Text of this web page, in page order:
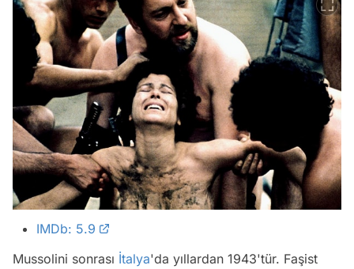
IMDb: 5.9
Mussolini sonrası İtalya'da yıllardan 1943'tür. Faşist